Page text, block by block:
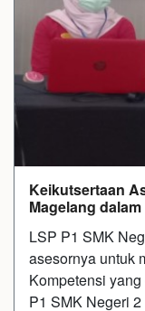
Keikutsertaan
Magelang
LSP P1 SMK
asesornya untuk
Kompetensi
P1 SMK Negeri